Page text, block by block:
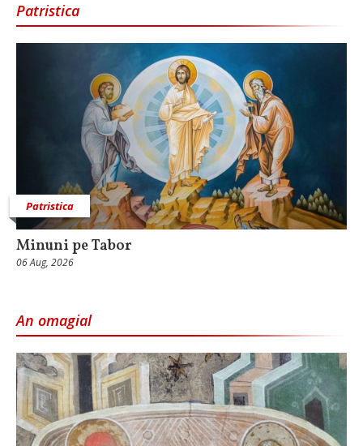
Patristica
Patristica
Minuni pe Tabor
06 Aug, 2026
An omagial